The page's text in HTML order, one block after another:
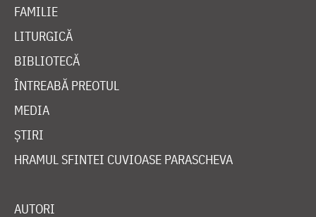
MEDIA
ȘTIRI
HRAMUL SFINTEI CUVIOASE PARASCHEVA
AUTORI
PĂRINȚI DUHOVNICEȘTI
MAICI CU VIAȚĂ DUHOVNICEASCĂ
SINAXAR ALFABETIC